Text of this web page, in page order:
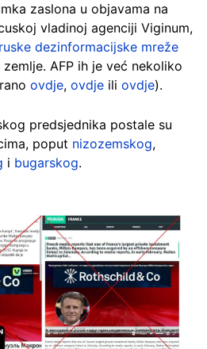
zaslona u objavama na
vladinoj agenciji Viginum,
ruske dezinformacijske mreže
AFP ih je već nekoliko
ovdje, ovdje ili ovdje).
predsjednika postale su
poput nizozemskog,
i bugarskog.